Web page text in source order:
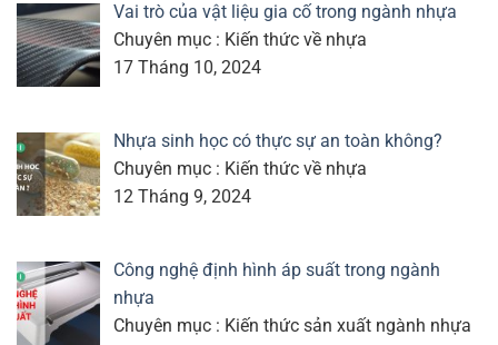
Vai trò của vật liệu gia cố trong ngành nhựa
Chuyên mục : Kiến thức về nhựa
17 Tháng 10, 2024
Nhựa sinh học có thực sự an toàn không?
Chuyên mục : Kiến thức về nhựa
12 Tháng 9, 2024
Công nghệ định hình áp suất trong ngành
nhựa
Chuyên mục : Kiến thức sản xuất ngành nhựa